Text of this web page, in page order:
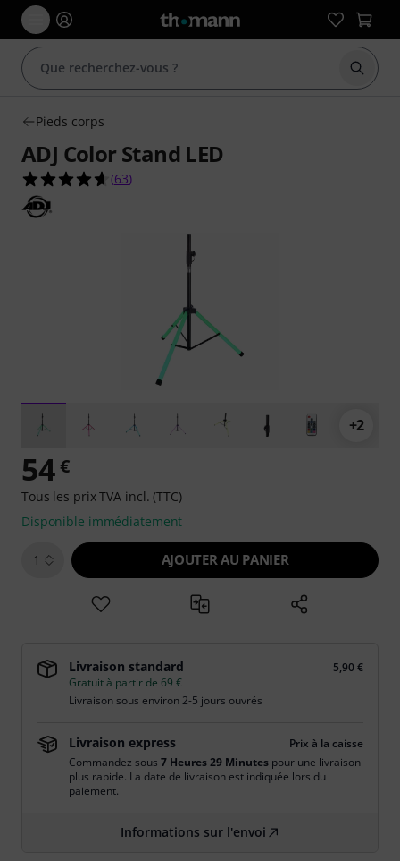
Pieds corps
ADJ Color Stand LED
4.6 étoiles sur 5 d'après 63 évaluations clients
(63)
+2
54€
Tous les prix TVA incl. (TTC)
Disponible immédiatement
1 AJOUTER AU PANIER
Livraison standard
5,90 €
Gratuit à partir de 69 €
Livraison sous environ 2-5 jours ouvrés
Livraison express
Prix à la caisse
Commandez sous 7 Heures 29 Minutes pour une livraison
plus rapide. La date de livraison est indiquée lors du
paiement.
Informations sur l'envoi